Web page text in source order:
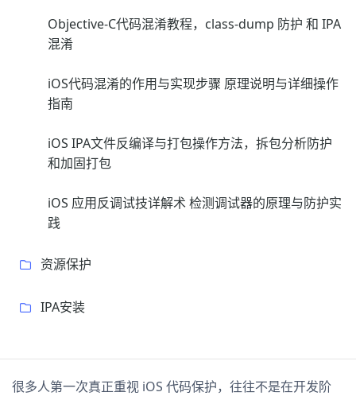
Objective-C代码混淆教程，class-dump 防护 和 IPA
混淆
iOS代码混淆的作用与实现步骤 原理说明与详细操作
指南
iOS IPA文件反编译与打包操作方法，拆包分析防护
和加固打包
iOS 应用反调试技详解术 检测调试器的原理与防护实
践
资源保护
IPA安装
很多人第一次真正重视 iOS 代码保护，往往不是在开发阶